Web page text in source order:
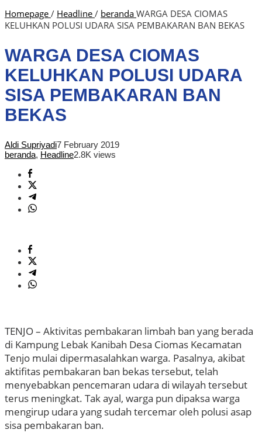
Homepage / Headline / beranda WARGA DESA CIOMAS
KELUHKAN POLUSI UDARA SISA PEMBAKARAN BAN BEKAS
WARGA DESA CIOMAS
KELUHKAN POLUSI UDARA
SISA PEMBAKARAN BAN
BEKAS
Aldi Supriyadi7 February 2019
beranda, Headline2.8K views
TENJO – Aktivitas pembakaran limbah ban yang berada
di Kampung Lebak Kanibah Desa Ciomas Kecamatan
Tenjo mulai dipermasalahkan warga. Pasalnya, akibat
aktifitas pembakaran ban bekas tersebut, telah
menyebabkan pencemaran udara di wilayah tersebut
terus meningkat. Tak ayal, warga pun dipaksa warga
mengirup udara yang sudah tercemar oleh polusi asap
sisa pembakaran ban.